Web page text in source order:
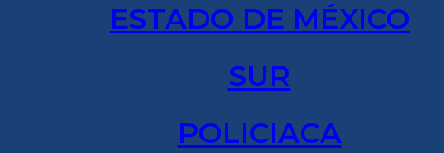
ESTADO DE MÉXICO
SUR
POLICIACA